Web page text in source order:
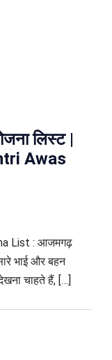
लिस्ट |
Awas
List : आजमगढ़
भाई और बहन
चाहते हैं, […]